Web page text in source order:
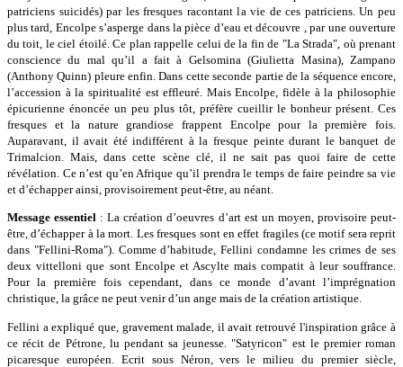
patriciens suicidés) par les fresques racontant la vie de ces patriciens. Un peu
plus tard, Encolpe s’asperge dans la pièce d’eau et découvre , par une ouverture
du toit, le ciel étoilé. Ce plan rappelle celui de la fin de "La Strada", où prenant
conscience du mal qu’il a fait à Gelsomina (Giulietta Masina), Zampano
(Anthony Quinn) pleure enfin. Dans cette seconde partie de la séquence encore,
l’accession à la spiritualité est effleuré. Mais Encolpe, fidèle à la philosophie
épicurienne énoncée un peu plus tôt, préfère cueillir le bonheur présent. Ces
fresques et la nature grandiose frappent Encolpe pour la première fois.
Auparavant, il avait été indifférent à la fresque peinte durant le banquet de
Trimalcion. Mais, dans cette scène clé, il ne sait pas quoi faire de cette
révélation. Ce n’est qu’en Afrique qu’il prendra le temps de faire peindre sa vie
et d’échapper ainsi, provisoirement peut-être, au néant.
Message essentiel : La création d’oeuvres d’art est un moyen, provisoire peut-
être, d’échapper à la mort. Les fresques sont en effet fragiles (ce motif sera reprit
dans "Fellini-Roma"). Comme d’habitude, Fellini condamne les crimes de ses
deux vittelloni que sont Encolpe et Ascylte mais compatit à leur souffrance.
Pour la première fois cependant, dans ce monde d’avant l’imprégnation
christique, la grâce ne peut venir d’un ange mais de la création artistique.
Fellini a expliqué que, gravement malade, il avait retrouvé l'inspiration grâce à
ce récit de Pétrone, lu pendant sa jeunesse. "Satyricon" est le premier roman
picaresque européen. Ecrit sous Néron, vers le milieu du premier siècle,